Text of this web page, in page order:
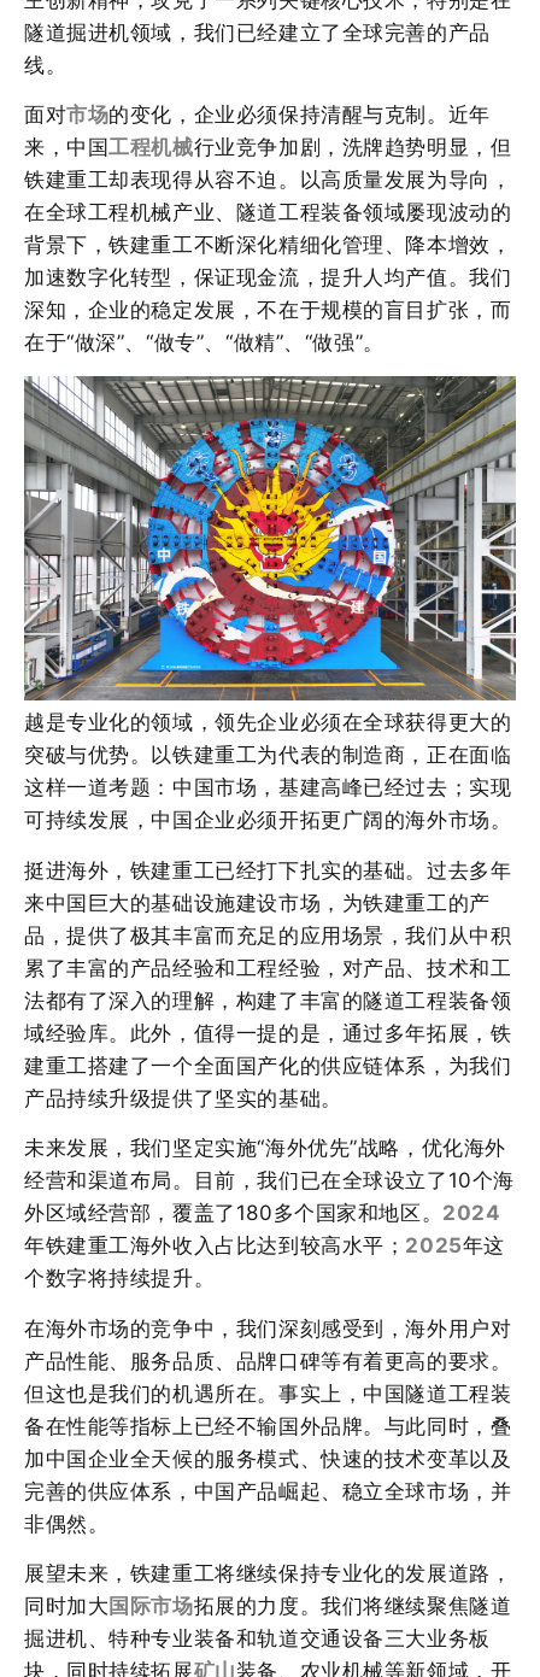
隧道掘进机领域，我们已经建立了全球完善的产品
线。
面对市场的变化，企业必须保持清醒与克制。近年
来，中国工程机械行业竞争加剧，洗牌趋势明显，但
铁建重工却表现得从容不迫。以高质量发展为导向，
在全球工程机械产业、隧道工程装备领域屡现波动的
背景下，铁建重工不断深化精细化管理、降本增效，
加速数字化转型，保证现金流，提升人均产值。我们
深知，企业的稳定发展，不在于规模的盲目扩张，而
在于“做深”、“做专”、“做精”、“做强”。
越是专业化的领域，领先企业必须在全球获得更大的
突破与优势。以铁建重工为代表的制造商，正在面临
这样一道考题：中国市场，基建高峰已经过去；实现
可持续发展，中国企业必须开拓更广阔的海外市场。
挺进海外，铁建重工已经打下扎实的基础。过去多年
来中国巨大的基础设施建设市场，为铁建重工的产
品，提供了极其丰富而充足的应用场景，我们从中积
累了丰富的产品经验和工程经验，对产品、技术和工
法都有了深入的理解，构建了丰富的隧道工程装备领
域经验库。此外，值得一提的是，通过多年拓展，铁
建重工搭建了一个全面国产化的供应链体系，为我们
产品持续升级提供了坚实的基础。
未来发展，我们坚定实施“海外优先”战略，优化海外
经营和渠道布局。目前，我们已在全球设立了10个海
外区域经营部，覆盖了180多个国家和地区。 2024
年铁建重工海外收入占比达到较高水平； 2025年这
个数字将持续提升。
在海外市场的竞争中，我们深刻感受到，海外用户对
产品性能、服务品质、品牌口碑等有着更高的要求。
但这也是我们的机遇所在。事实上，中国隧道工程装
备在性能等指标上已经不输国外品牌。与此同时，叠
加中国企业全天候的服务模式、快速的技术变革以及
完善的供应体系，中国产品崛起、稳立全球市场，并
非偶然。
展望未来，铁建重工将继续保持专业化的发展道路，
同时加大 国际市场拓展的力度。我们将继续聚焦隧道
掘进机、特种专业装备和轨道交通设备三大业务板
块，同时持续拓展矿山装备、农业机械等新领域，开